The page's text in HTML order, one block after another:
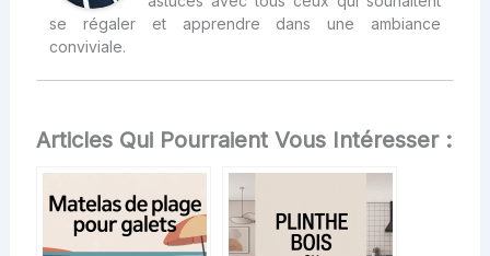
se régaler et apprendre dans une ambiance
conviviale.
Articles Qui Pourraient Vous Intéresser :